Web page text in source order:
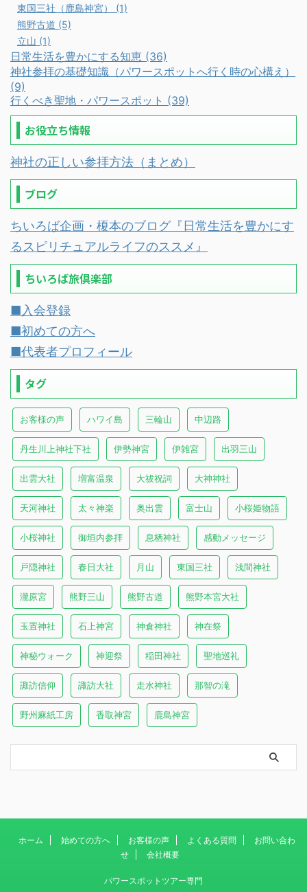
東国三社（鹿島神宮） (1)
熊野古道 (5)
立山 (1)
日常生活を豊かにする知恵 (36)
神社参拝の基礎知識（パワースポットへ行く時の心構え）
(9)
行くべき聖地・パワースポット (39)
お役立ち情報
神社の正しい参拝方法（まとめ）
ブログ
ちいろば企画・榎本のブログ『日常生活を豊かにす
るスピリチュアルライフのススメ』
ちいろば旅倶楽部
■入会登録
■初めての方へ
■代表者プロフィール
タグ
お客様の声 ハワイ島 三輪山 中辺路
丹生川上神社下社 伊勢神宮 伊雑宮 出羽三山
出雲大社 増富温泉 大祓祝詞 大神神社
天河神社 太々神楽 奥出雲 富士山 小桜姫物語
小桜神社 御垣内参拝 息栖神社 感動メッセージ
戸隠神社 春日大社 月山 東国三社 浅間神社
瀧原宮 熊野三山 熊野古道 熊野本宮大社
玉置神社 石上神宮 神倉神社 神在祭
神秘ウォーク 神迎祭 稲田神社 聖地巡礼
諏訪信仰 諏訪大社 走水神社 那智の滝
野州麻紙工房 香取神宮 鹿島神宮
ホーム 始めての方へ お客様の声 よくある質問
お問い合わ
せ
会社概要
パワースポットツアー専門